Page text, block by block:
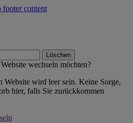
footer content
Löschen
wechseln möchten?
Website wird leer sein. Keine Sorge,
hier, falls Sie zurückkommen